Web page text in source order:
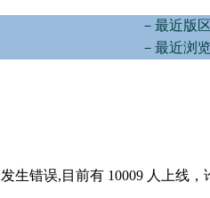
－最近版
－最近浏
生错误,目前有 10009 人上线